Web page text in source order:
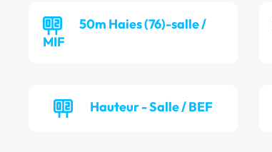
50m Haies (76)-salle /
MIF
Hauteur - Salle / BEF